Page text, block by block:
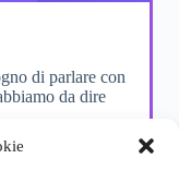
di parlare con
da dire